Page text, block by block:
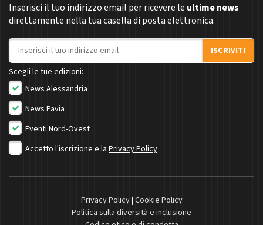
Inserisci il tuo indirizzo email per ricevere le ultime news
direttamente nella tua casella di posta elettronica.
Indirizzo email
ISCRIVITI
Scegli le tue edizioni:
News Alessandria
News Pavia
Eventi Nord-Ovest
Accetto l'iscrizione e la Privacy Policy
Privacy Policy| Cookie Policy
Politica sulla diversità e inclusione